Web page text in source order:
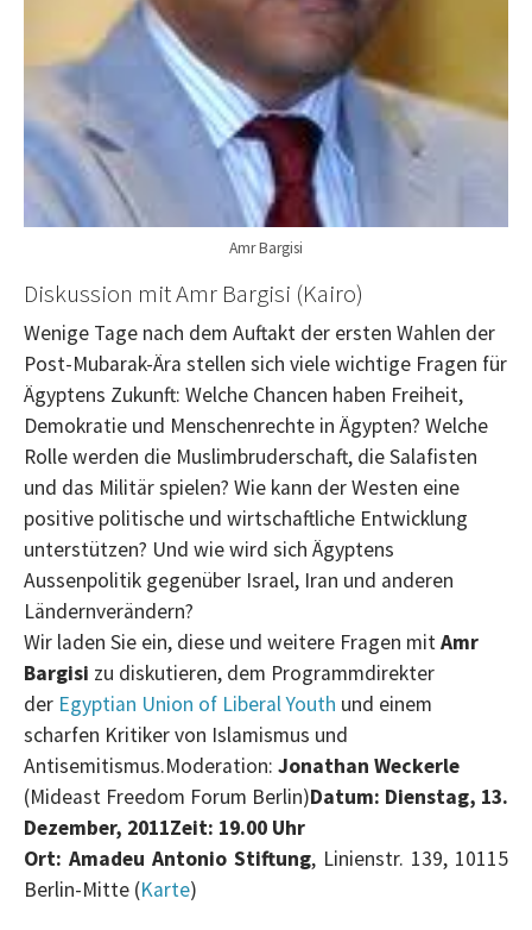
Amr Bargisi
Diskussion mitAmr Bargisi (Kairo)
Wenige Tage nach dem Auftakt der ersten Wahlen der
Post-Mubarak-Ära stellen sich viele wichtige Fragen für
Ägyptens Zukunft: Welche Chancen haben Freiheit,
Demokratie und Menschenrechte in Ägypten? Welche
Rolle werden die Muslimbruderschaft, die Salafisten
und das Militär spielen? Wie kann der Westen eine
positive politische und wirtschaftliche Entwicklung
unterstützen? Und wie wird sich Ägyptens
Aussenpolitik gegenüber Israel, Iran und anderen
Ländernverändern?
Wir laden Sie ein, diese und weitere Fragen mitAmr
Bargisi zu diskutieren, dem Programmdirekter
der Egyptian Union of Liberal Youth und einem
scharfen Kritiker von Islamismus und
Antisemitismus.Moderation: Jonathan Weckerle
(Mideast Freedom Forum Berlin)Datum: Dienstag, 13.
Dezember, 2011Zeit: 19.00 Uhr
Ort: Amadeu Antonio Stiftung, Linienstr. 139, 10115
Berlin-Mitte (Karte)